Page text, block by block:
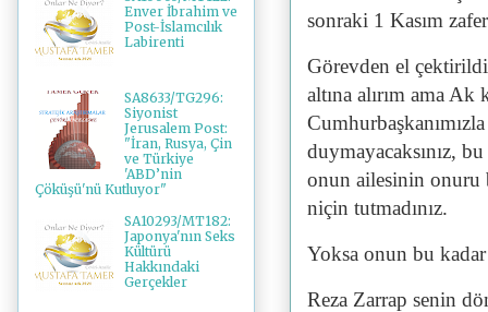
sonraki 1 Kasım
Görevden el
altına alırım ama
duymayacaksınız,
onun ailesinin onuru
niçin tutmadınız.
Yoksa onun bu
Reza Zarrap senin
Enver İbrahim ve
Post-İslamcılık
Labirenti
SA8633/TG296:
Siyonist
Jerusalem Post:
"İran, Rusya, Çin
ve Türkiye
'ABD’nin
Çöküşü'nü Kutluyor"
SA10293/MT182:
Japonya'nın Seks
Kültürü
Hakkındaki
Gerçekler